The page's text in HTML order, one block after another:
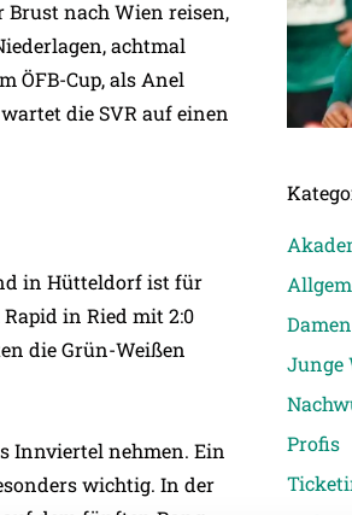
Brust nach Wien reisen,
achtmal
ÖFB-Cup, als Anel
die SVR auf einen
in Hütteldorf ist für
in Ried mit 2:0
die Grün-Weißen
Innviertel nehmen. Ein
wichtig. In der
Damen
Junge
Profis